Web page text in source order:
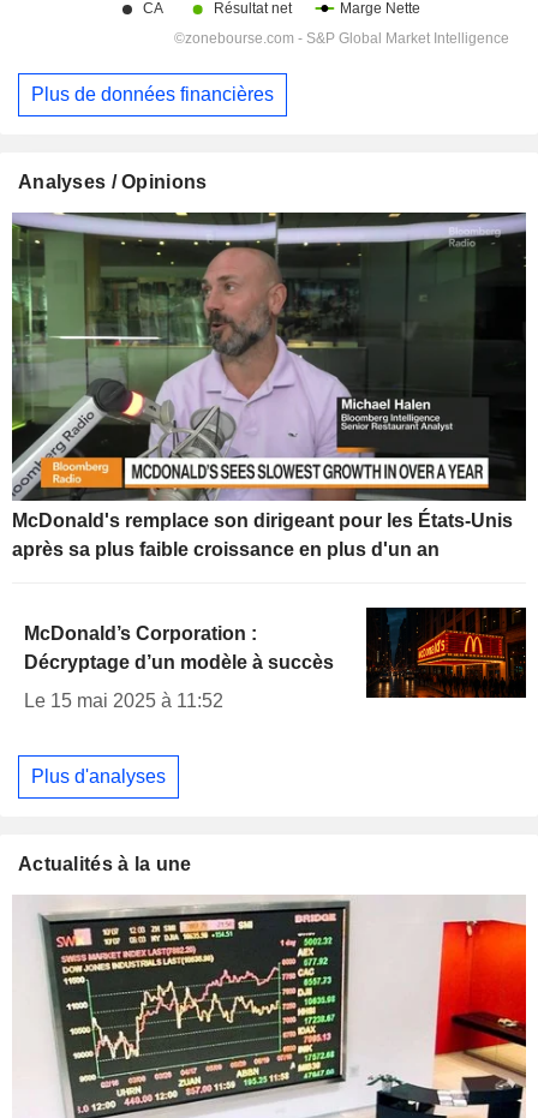
Plus de données financières
Analyses / Opinions
McDonald's remplace son dirigeant pour les États-Unis
après sa plus faible croissance en plus d'un an
McDonald’s Corporation :
Décryptage d’un modèle à succès
Le 15 mai 2025 à 11:52
Plus d'analyses
Actualités à la une